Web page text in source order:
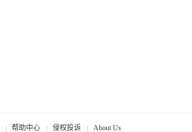
帮助中心 侵权投诉 About Us